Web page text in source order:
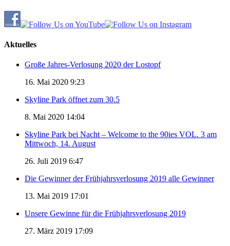
Aktuelles
Große Jahres-Verlosung 2020 der Lostopf
16. Mai 2020 9:23
Skyline Park öffnet zum 30.5
8. Mai 2020 14:04
Skyline Park bei Nacht – Welcome to the 90ies VOL. 3 am
Mittwoch, 14. August
26. Juli 2019 6:47
Die Gewinner der Frühjahrsverlosung 2019 alle Gewinner
13. Mai 2019 17:01
Unsere Gewinne für die Frühjahrsverlosung 2019
27. März 2019 17:09